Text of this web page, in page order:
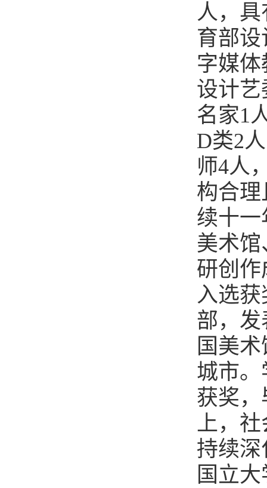
人，
育部
字媒
设计艺
名家1
D类2
师4人
构合
续十一
美术
研创
入选获
部，发
国美
城市
获奖，
上，
持续
国立